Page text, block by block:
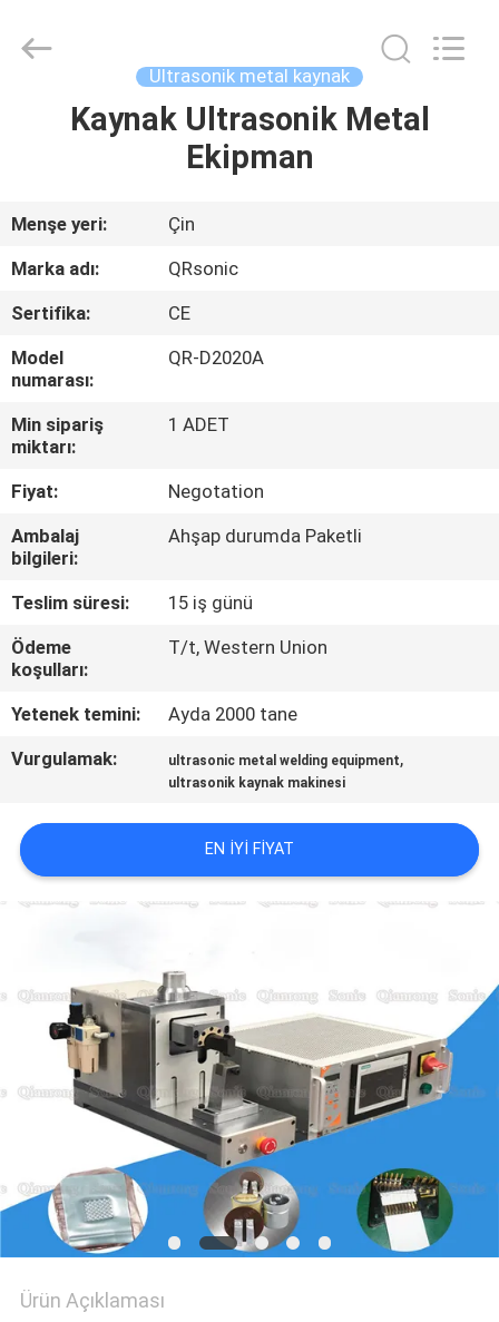
HAKKIMIZDA
FABRIKA
TURU
KALITE
KONTROLÜ
BIZE
ULAŞIN
HABERLER
DURUMLAR
ET
SITE
GIZLILIK
POLITIKASI
Equipment
Co.,Ltd.
Ultrasonik metal kaynak
Kaynak Ultrasonik Metal
Ekipman
Menşe yeri:
Çin
Marka adı:
QRsonic
Sertifika:
CE
Model
numarası:
QR-D2020A
Min sipariş
miktarı:
1 ADET
Fiyat:
Negotation
Ambalaj
bilgileri:
Ahşap durumda Paketli
Teslim süresi:
15 iş günü
Ödeme
koşulları:
T/t, Western Union
Yetenek temini:
Ayda 2000 tane
Vurgulamak:
ultrasonic metal welding equipment,
ultrasonik kaynak makinesi
EN IYI FIYAT
Ürün Açıklaması